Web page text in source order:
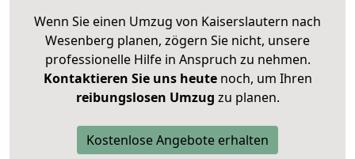
Wenn Sie einen Umzug von Kaiserslautern nach
Wesenberg planen, zögern Sie nicht, unsere
professionelle Hilfe in Anspruch zu nehmen.
Kontaktieren Sie uns heutenoch, um Ihren
reibungslosen Umzug zu planen.
Kostenlose Angebote erhalten